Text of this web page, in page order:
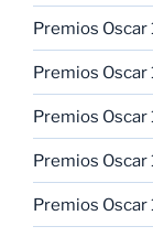
Premios
Premios
Premios
Premios
Premios